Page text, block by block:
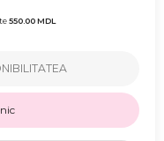
550.00MDL